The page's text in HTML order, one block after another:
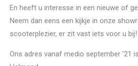
En heeft u interesse in een nieuwe of
Neem dan eens een kijkje in onze
scooterplezier, er zit vast iets voor u bij!
Ons adres vanaf medio september ’21